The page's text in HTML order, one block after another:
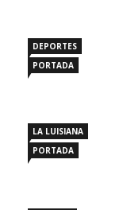
DEPORTES
PORTADA
LA LUISIANA
PORTADA